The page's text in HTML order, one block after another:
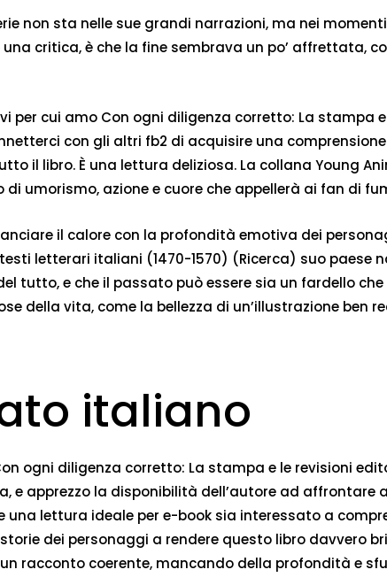
non sta nelle sue grandi narrazioni, ma nei
critica, è che la fine sembrava un po’ affrettata,
per cui amo Con ogni diligenza corretto: La
con gli altri fb2 di acquisire una
il libro. È una lettura deliziosa. La collana Young
di umorismo, azione e cuore che appellerà ai fan di
il calore con la profondità emotiva dei
letterari italiani (1470-1570) (Ricerca) suo paese
tutto, e che il passato può essere sia un fardello
della vita, come la bellezza di un’illustrazione ben
italiano
ogni diligenza corretto: La stampa e le revisioni
e apprezzo la disponibilità dell’autore ad
una lettura ideale per e-book sia interessato a
storie dei personaggi a rendere questo libro davvero
racconto coerente, mancando della profondità e